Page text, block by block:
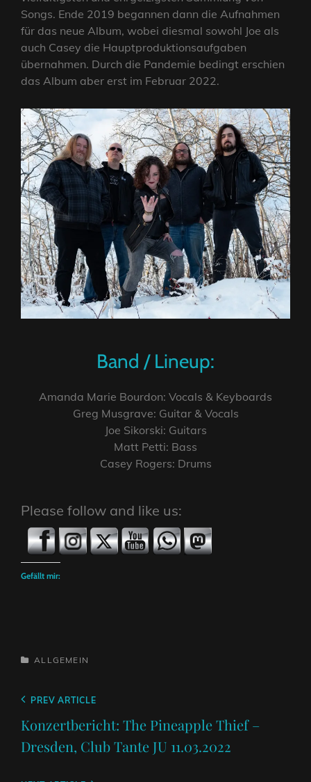
Songs. Ende 2019 begannen dann die Aufnahmen
für das neue Album, wobei diesmal sowohl Joe als
auch Casey die Hauptproduktionsaufgaben
übernahmen. Durch die Pandemie bedingt erschien
das Album aber erst im Februar 2022.
Band / Lineup:
Amanda Marie Bourdon: Vocals & Keyboards
Greg Musgrave: Guitar & Vocals
Joe Sikorski: Guitars
Matt Petti: Bass
Casey Rogers: Drums
Please follow and like us:
Gefällt mir:
CATEGORIES
ALLGEMEIN
Beitragsnavigation
Previous
PREV ARTICLE
Konzertbericht: The Pineapple Thief –
Dresden, Club Tante JU 11.03.2022